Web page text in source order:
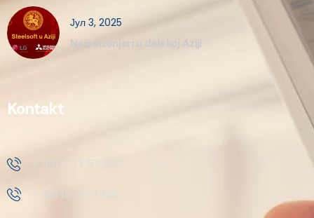
Јул 3, 2025
Naši inženjeri u dalekoj Aziji
Kontakt
+ 381 11 37 57 555
+ 381 18 41 51 230